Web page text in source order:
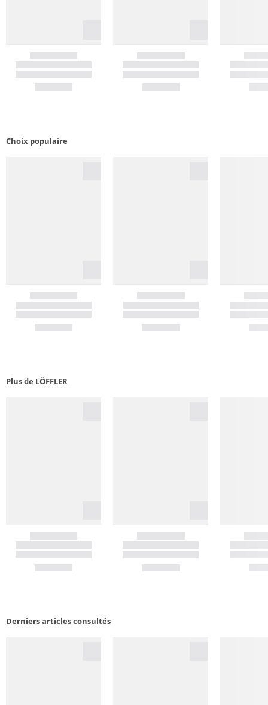
Choix populaire
Plus de LÖFFLER
Derniers articles consultés